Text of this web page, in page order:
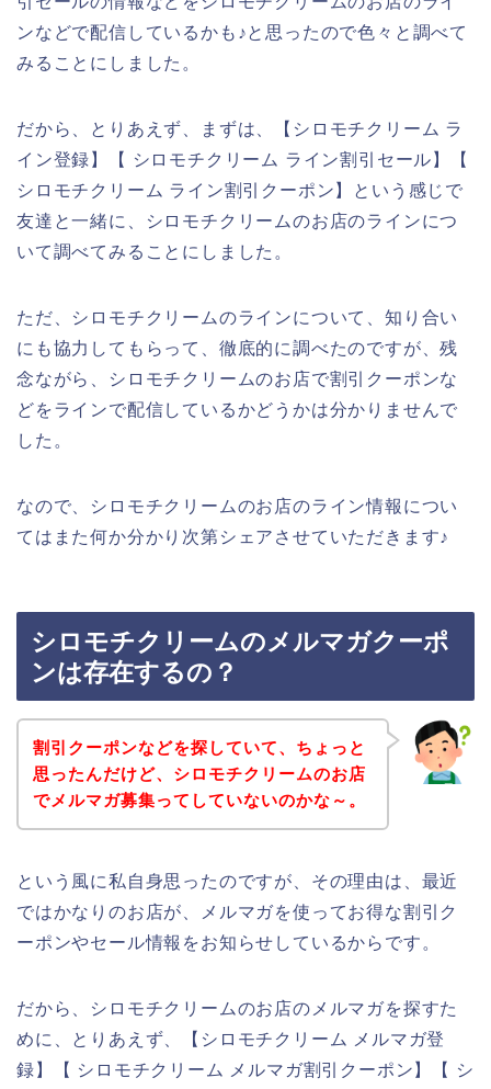
ンなどで配信しているかも♪と思ったので色々と調べて
みることにしました。
だから、とりあえず、まずは、【シロモチクリーム ラ
イン登録】【 シロモチクリーム ライン割引セール】【
シロモチクリーム ライン割引クーポン】という感じで
友達と一緒に、シロモチクリームのお店のラインにつ
いて調べてみることにしました。
ただ、シロモチクリームのラインについて、知り合い
にも協力してもらって、徹底的に調べたのですが、残
念ながら、シロモチクリームのお店で割引クーポンな
どをラインで配信しているかどうかは分かりませんで
した。
なので、シロモチクリームのお店のライン情報につい
てはまた何か分かり次第シェアさせていただきます♪
シロモチクリームのメルマガクーポ
ンは存在するの？
割引クーポンなどを探していて、ちょっと
思ったんだけど、シロモチクリームのお店
でメルマガ募集ってしていないのかな～。
という風に私自身思ったのですが、その理由は、最近
ではかなりのお店が、メルマガを使ってお得な割引ク
ーポンやセール情報をお知らせしているからです。
だから、シロモチクリームのお店のメルマガを探すた
めに、とりあえず、【シロモチクリーム メルマガ登
録】【 シロモチクリーム メルマガ割引クーポン】【 シ